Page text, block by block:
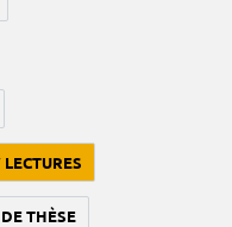
LECTURES
THÈSE